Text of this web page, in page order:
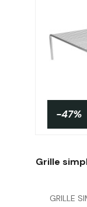
-47%
Grille
GRILLE